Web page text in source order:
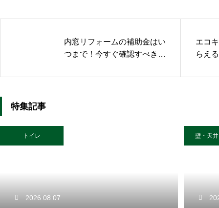
内窓リフォームの補助金はい
つまで！今すぐ確認すべきポ
エコ
らえ
特集記事
トイレ
2026.08.07
壁・天